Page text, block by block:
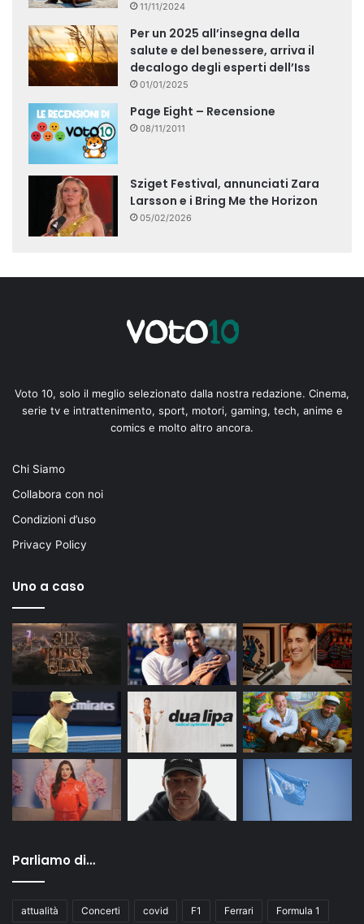
11/11/2024
Per un 2025 all’insegna della
salute e del benessere, arriva il
decalogo degli esperti dell’Iss
01/01/2025
Page Eight – Recensione
08/11/2011
Sziget Festival, annunciati Zara
Larsson e i Bring Me the Horizon
05/02/2026
Voto 10, solo il meglio selezionato dalla nostra redazione. Cinema,
serie tv e intrattenimento, sport, motori, gaming, tech, anime e
comics e molto altro ancora.
Chi Siamo
Collabora con noi
Condizioni d’uso
Privacy Policy
Uno a caso
Parliamo di…
attualità Concerti covid F1 Ferrari Formula 1